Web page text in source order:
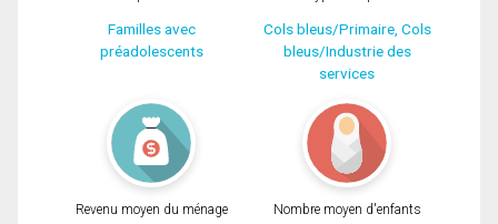
Familles avec
préadolescents
Cols bleus/Primaire, Cols
bleus/Industrie des
services
Revenu moyen du ménage Nombre moyen d'enfants